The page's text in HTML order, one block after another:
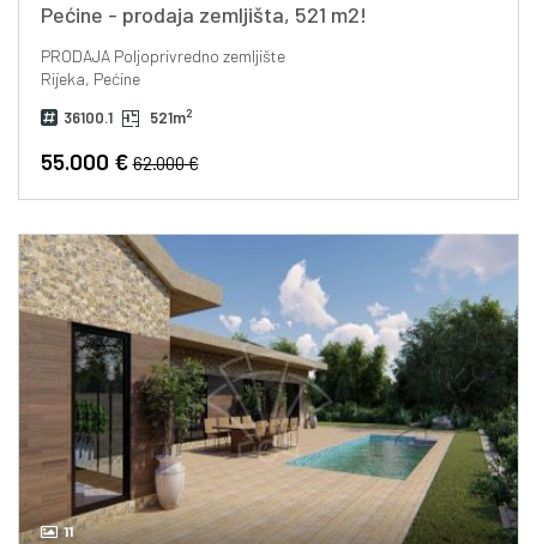
Pećine - prodaja zemljišta, 521 m2!
PRODAJAPoljoprivredno zemljište
Rijeka, Pećine
36100.1 521m2
55.000 €62.000 €
11